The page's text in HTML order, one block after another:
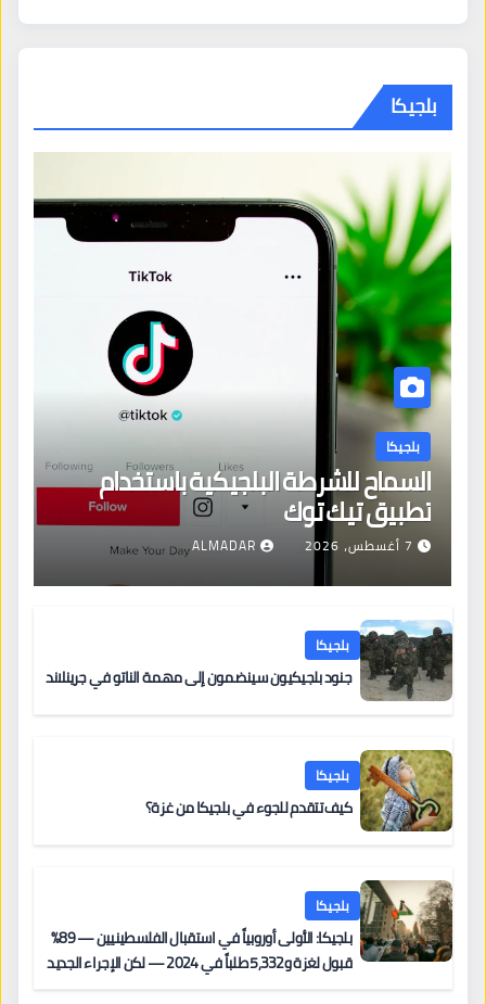
بلجيكا
بلجيكا
السماح للشرطة البلجيكية باستخدام
تطبيق تيك توك
7 أغسطس، 2026 ALMADAR
بلجيكا
جنود بلجيكيون سينضمون إلى مهمة الناتو في جرينلاند
بلجيكا
كيف تتقدم للجوء في بلجيكا من غزة؟
بلجيكا
بلجيكا: الأولى أوروبياً في استقبال الفلسطينيين — 89%
قبول لغزة و5,332 طلباً في 2024 — لكن الإجراء الجديد